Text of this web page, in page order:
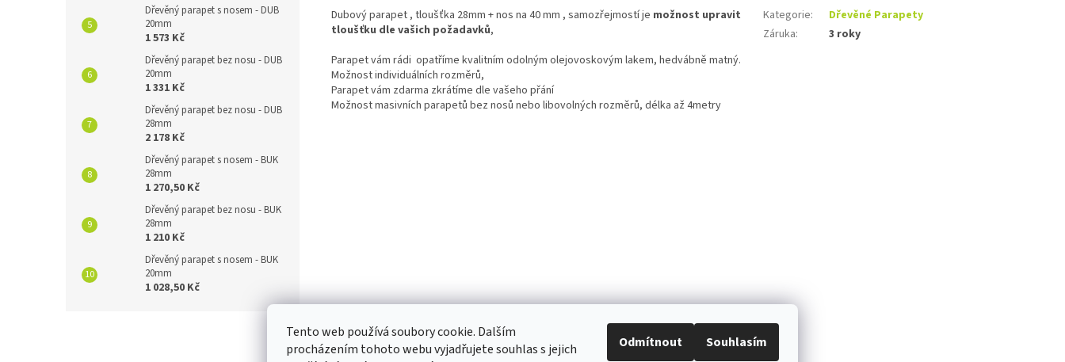
Tento web používá soubory cookie. Dalším
procházením tohoto webu vyjadřujete souhlas s jejich
Odmítnout Souhlasím
Dřevěný parapet s nosem - DUB
20mm
1 573 Kč
Dřevěný parapet bez nosu - DUB
20mm
1 331 Kč
Dřevěný parapet bez nosu - DUB
28mm
2 178 Kč
Dřevěný parapet s nosem - BUK
28mm
1 270,50 Kč
Dřevěný parapet bez nosu - BUK
28mm
1 210 Kč
Dřevěný parapet s nosem - BUK
20mm
1 028,50 Kč
Dubový parapet , tloušťka 28mm + nos na 40 mm , samozřejmostí je možnost upravit
tloušťku dle vašich požadavků,
Parapet vám rádi opatříme kvalitním odolným olejovoskovým lakem, hedvábně matný.
Možnost individuálních rozměrů,
Parapet vám zdarma zkrátíme dle vašeho přání
Možnost masivních parapetů bez nosů nebo libovolných rozměrů, délka až 4metry
Kategorie:
Dřevěné Parapety
Záruka: 3 roky
Stolovina.cz Schodnice.cz Nášlapy na schody.cz